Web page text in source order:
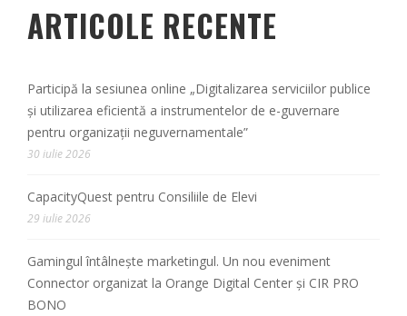
ARTICOLE RECENTE
Participă la sesiunea online „Digitalizarea serviciilor publice
și utilizarea eficientă a instrumentelor de e-guvernare
pentru organizații neguvernamentale”
30 iulie 2026
CapacityQuest pentru Consiliile de Elevi
29 iulie 2026
Gamingul întâlnește marketingul. Un nou eveniment
Connector organizat la Orange Digital Center și CIR PRO
BONO